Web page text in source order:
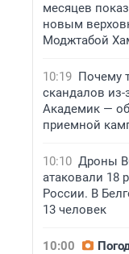
месяцев
новым
Моджтабой
10:19 Почему
скандалов из-
Академик —
приемной
10:10 Дроны
атаковали 18
России. В
13 человек
10:00